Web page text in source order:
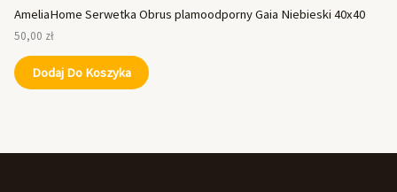
AmeliaHome Serwetka Obrus plamoodporny Gaia Niebieski 40x40
50,00 zł
Dodaj Do Koszyka